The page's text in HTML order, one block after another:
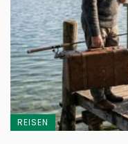
REISEN